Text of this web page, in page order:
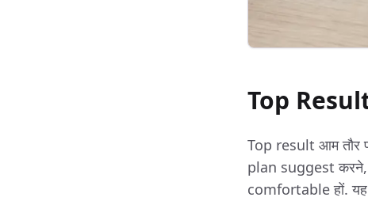
Top Result
Top result आम तौर
plan suggest
comfortable हों.